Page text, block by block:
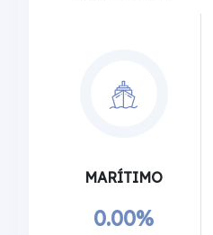
MARÍTIMO
0.00%